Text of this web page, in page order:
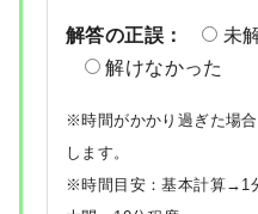
解答の正誤： 未
解けなかった
※時間がかかり過ぎた場
します。
※時間目安：基本計算→1